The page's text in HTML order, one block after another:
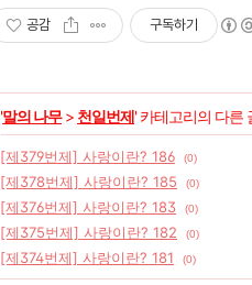
공감 구독하기
'말의 나무> 천일번제' 카테고리의 다른
[제379번제] 사랑이란? 186 (0)
[제378번제] 사랑이란? 185
(0)
[제376번제] 사랑이란? 183
(0)
[제375번제] 사랑이란? 182
(0)
[제374번제] 사랑이란? 181
(0)